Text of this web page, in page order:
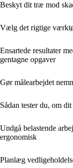
Beskyt dit træ mod
Vælg det rigtige
Ensartede resultater
gentagne opgaver
Gør målearbejdet
Sådan tester du, om
Undgå belastende
ergonomisk
Planlæg